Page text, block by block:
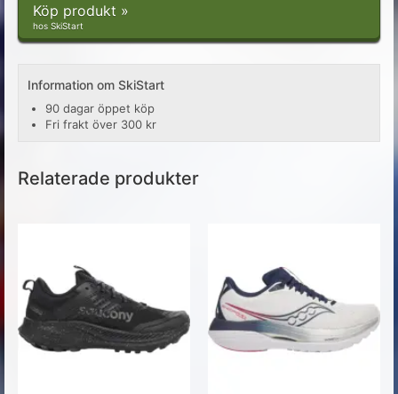
Köp produkt »
hos SkiStart
Information om SkiStart
90 dagar öppet köp
Fri frakt över 300 kr
Relaterade produkter